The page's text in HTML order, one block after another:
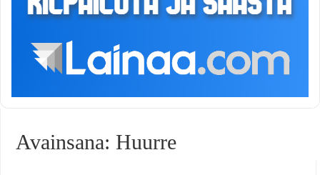
Avainsana: Huurre